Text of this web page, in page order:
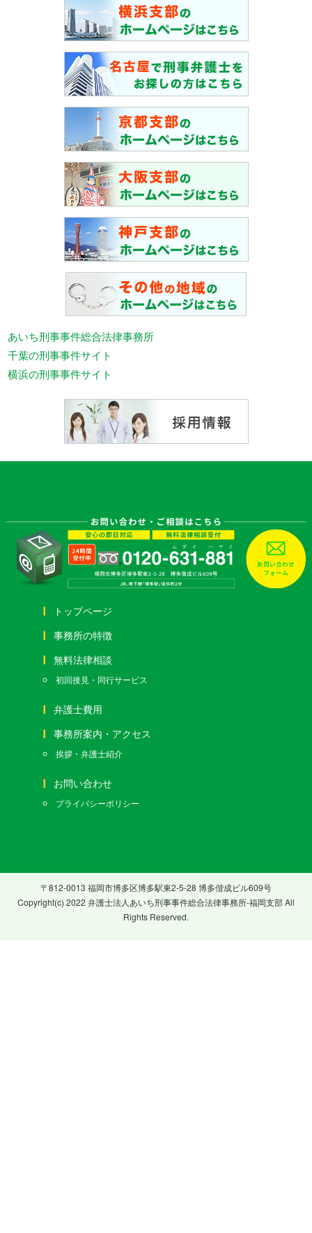
あいち刑事事件総合法律事務所
千葉の刑事事件サイト
横浜の刑事事件サイト
トップページ
事務所の特徴
無料法律相談
初回接見・同行サービス
弁護士費用
事務所案内・アクセス
挨拶・弁護士紹介
お問い合わせ
プライバシーポリシー
〒812-0013 福岡市博多区博多駅東2-5-28 博多偕成ビル609号
Copyright(c) 2022 弁護士法人あいち刑事事件総合法律事務所-福岡支部 All
Rights Reserved.